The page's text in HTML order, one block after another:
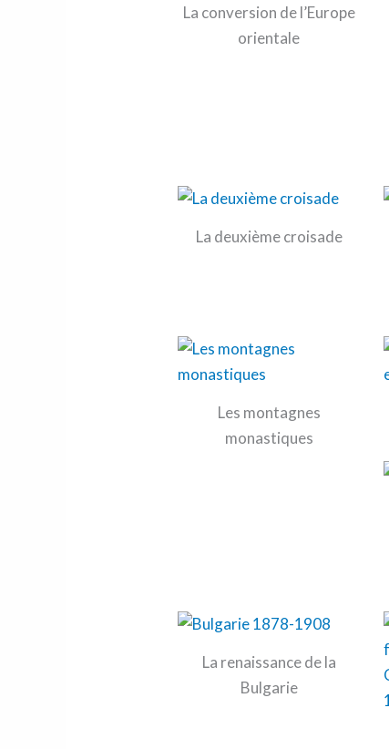
La conversion de l’Europe
orientale
La deuxième croisade
Les montagnes
monastiques
La renaissance de la
Bulgarie